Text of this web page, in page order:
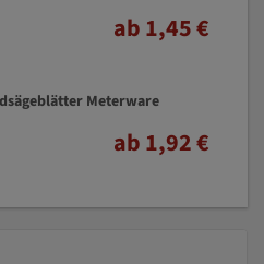
ab 1,45 €
Meterware
ab 1,92 €